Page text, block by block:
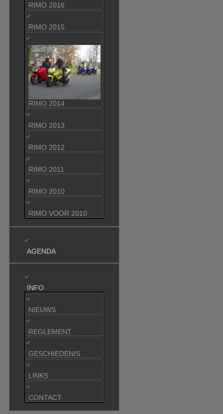
RIMO 2016
RIMO 2015
RIMO 2014
RIMO 2013
RIMO 2012
RIMO 2011
RIMO 2010
RIMO VOOR 2010
AGENDA
INFO
NIEUWS
REGLEMENT
GESCHIEDENIS
LINKS
CONTACT